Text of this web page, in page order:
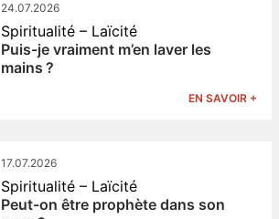
24.07.2026
Spiritualité – Laïcité
Puis-je vraiment m’en laver les
mains ?
EN SAVOIR +
17.07.2026
Spiritualité – Laïcité
Peut-on être prophète dans son